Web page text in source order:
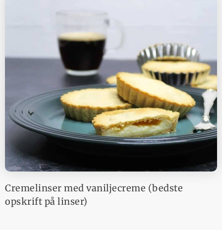
Cremelinser med vaniljecreme (bedste
opskrift på linser)